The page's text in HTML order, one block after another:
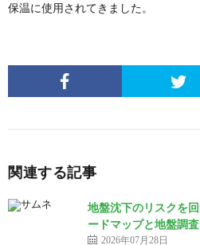
保温に使用されてきました。
関連する記事
地盤沈下のリスクを
ードマップと地盤調査
2026年07月28日